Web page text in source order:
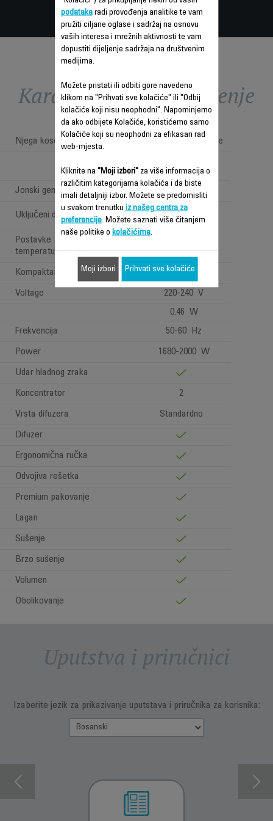
Karakteristike - Poređenje
Njega kose
Profesionalno sušenje
(BLDC)
Jonski generator
Uključeni dodaci
2 koncentratora +
difuzer
Postavke
temperature/brzine
Kompaktan
Voltage
220-240 V
0.46 W
Frekvencija
50-60 Hz
Power 1680-2000 W
Udar hladnog zraka
Koncentrator 2
Vrsta difuzera Standardno
Difuzer
Ergonomična ručka
Odvojiva rešetka
Premium pakovanje
Lagan
Sušenje
Brzo sušenje
Volumen
Obolikovanje
Uputstva i priručnici
Izaberite jezik za prikazivanje uputstava i priručnika za korisnika:
podatakaradi provođenja analitike te vam
pružiti ciljane oglase i sadržaj na osnovu
vaših interesa i mrežnih aktivnosti te vam
dopustiti dijeljenje sadržaja na društvenim
medijima.
Možete pristati ili odbiti gore navedeno
klikom na "Prihvati sve kolačiće" ili "Odbij
kolačiće koji nisu neophodni". Napominjemo
da ako odbijete Kolačiće, koristićemo samo
Kolačiće koji su neophodni za efikasan rad
web-mjesta.
Kliknite na "Moji izbori"za više informacija o
različitim kategorijama kolačića i da biste
imali detaljniji izbor. Možete se predomisliti
u svakom trenutku iz našeg centra za
preferencije. Možete saznati više čitanjem
naše politike o kolačićima.
Moji izbori Prihvati sve kolačiće